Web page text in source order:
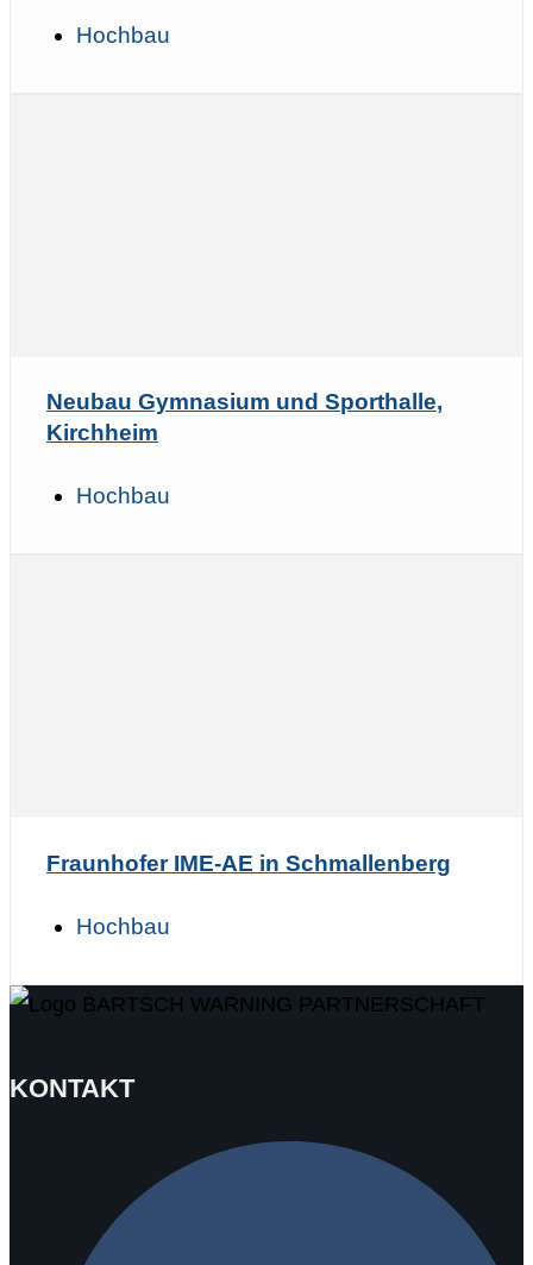
Hochbau
Neubau Gymnasium und Sporthalle,
Kirchheim
Hochbau
Fraunhofer IME-AE in Schmallenberg
Hochbau
KONTAKT